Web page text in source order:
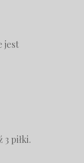
jest
3 piłki.